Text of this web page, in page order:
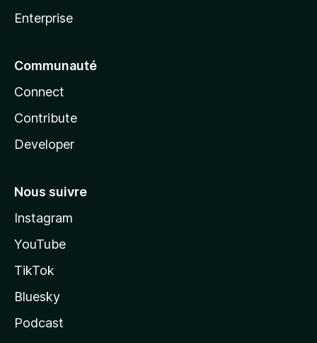
Enterprise
Communauté
Connect
Contribute
Developer
Nous suivre
Instagram
YouTube
TikTok
Bluesky
Podcast